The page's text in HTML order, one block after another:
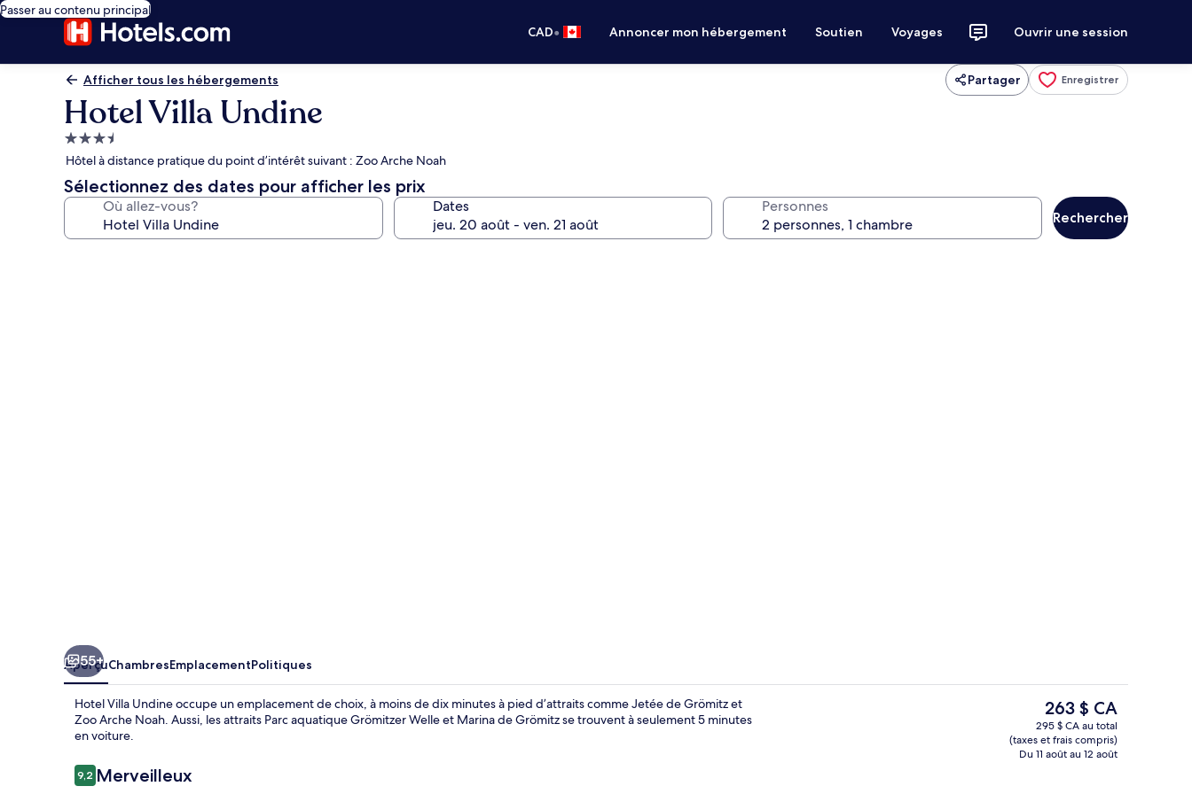
Passer au contenu principal
CAD• Annoncer mon hébergement Soutien Voyages Ouvrir une session
Afficher tous les hébergements Partager Enregistrer
Hotel Villa Undine
Hébergement
3.5 étoiles
Hôtel à distance pratique du point d’intérêt suivant : Zoo Arche Noah
Sélectionnez des dates pour afficher les prix
Où allez-vous? Dates Personnes
Rechercher
Terrasse/patio
55+
AperçuChambresEmplacementPolitiques
Hotel Villa Undine occupe un emplacement de choix, à moins de dix minutes à pied d’attraits comme Jetée de Grömitz et
Zoo Arche Noah. Aussi, les attraits Parc aquatique Grömitzer Welle et Marina de Grömitz se trouvent à seulement 5 minutes
en voiture.
Avis
9,29,2 sur 10 –
Merveilleux
Le
prix
actuel
est
263 $ CA
295 $ CA au total
(taxes et frais compris)
Du 11 août au 12 août